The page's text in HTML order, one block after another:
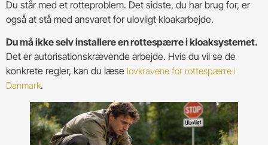
Du står med et rotteproblem. Det sidste, du har brug for, er
også at stå med ansvaret for ulovligt kloakarbejde.
Du må ikke selv installere en rottespærre i kloaksystemet.
Det er autorisationskrævende arbejde. Hvis du vil se de
konkrete regler, kan du læse lovkravene for rottespærre i
Danmark.